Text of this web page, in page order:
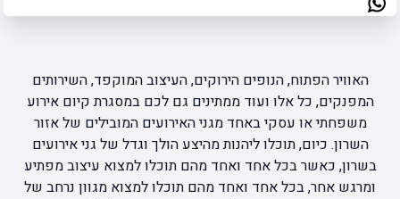
האוויר הפתוח, הנופים הירוקים, העיצוב המוקפד, השירותים
המפנקים, כל אלו ועוד ממתינים גם לכם במסגרת קיום אירוע
משפחתי או עסקי באחד מגני האירועים המובילים של אזור
השרון. כיום, תוכלו ליהנות מהיצע הולך וגדל של גני אירועים
בשרון, כאשר בכל אחד ואחד מהם תוכלו למצוא עיצוב מפתיע
ומרגש אחר, בכל אחד ואחד מהם תוכלו למצוא מגוון נרחב של